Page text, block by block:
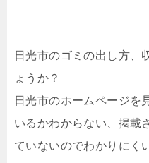
日光市のゴミの出し方、
ょうか？
日光市のホームページを
いるかわからない、掲載
ていないのでわかりにく